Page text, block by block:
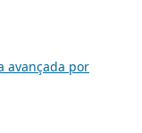
avançada por